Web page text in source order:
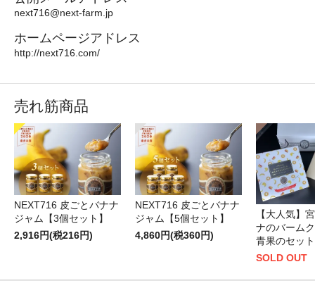
next716@next-farm.jp
ホームページアドレス
http://next716.com/
売れ筋商品
NEXT716 皮ごとバナナ
ジャム【3個セット】
2,916円(税216円)
NEXT716 皮ごとバナナ
ジャム【5個セット】
4,860円(税360円)
【大人気】
ナのバーム
青果のセット
SOLD OUT